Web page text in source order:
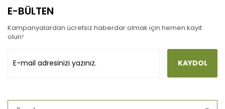
E-BÜLTEN
Kampanyalardan ücretsiz haberdar olmak için hemen kayıt
olun!
KAYDOL